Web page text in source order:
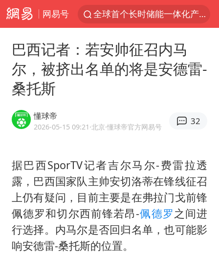
网易号
全球首个长时储能一体化产业园量产
“秋天的第一杯奶茶”6岁了
上海：台风白海豚或将带来龙卷风
38岁演员求职万岁山NPC成功
U17国足三连胜晋级明日之星半决赛
胡彦斌获《歌手2026》歌王
胜宏科技：股票交易异常波动
美股存储板块集体大跌
东航：国内客票提前14天免费退改
巴西记者：若安帅征召内马
尔，被挤出名单的将是安德雷-
桑托斯
懂球帝
2026-05-15 09:21 ·北京·懂球帝官方网易号
32
据巴西SporTV记者吉尔马尔-费雷拉透
露，巴西国家队主帅安切洛蒂在锋线征召
上仍有疑问，目前主要是在弗拉门戈前锋
佩德罗和切尔西前锋若昂-佩德罗之间进
行选择。内马尔是否回归名单，也可能影
响安德雷-桑托斯的位置。